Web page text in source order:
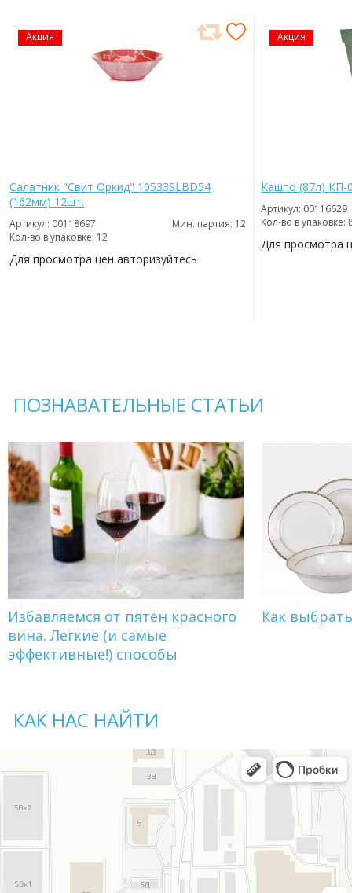
Акция
Салатник "Свит Оркид" 10533SLBD54
(162мм) 12шт.
Артикул: 00118697
Мин. партия: 12
Кол-во в упаковке: 12
Для просмотра цен авторизуйтесь
Акция
Кашпо (87л) КП-
Артикул: 00116629
Кол-во в упаковке:
Для просмотра
ПОЗНАВАТЕЛЬНЫЕ СТАТЬИ
Избавляемся от пятен красного
вина. Легкие (и самые
эффективные!) способы
Как
КАК НАС НАЙТИ